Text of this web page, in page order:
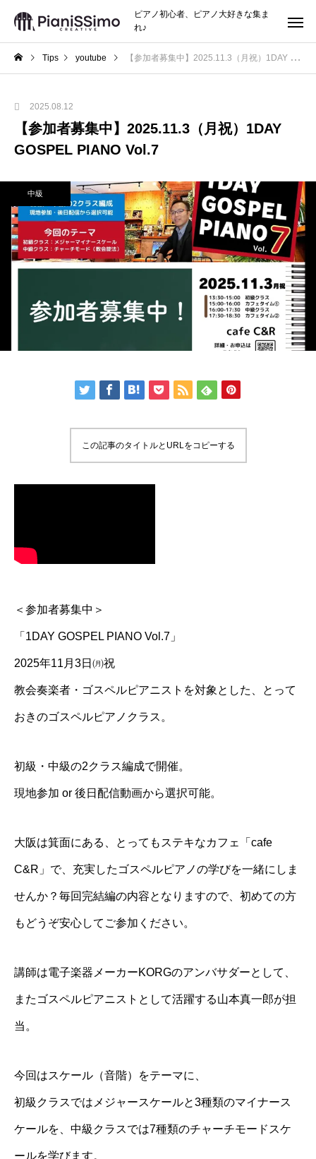
ピアノ初心者、ピアノ大好きな集ま
れ♪
Tips youtube 【参加者募集中】2025.11.3（月祝）1DAY GOSPEL PIANO Vol.7
2025.08.12
【参加者募集中】2025.11.3（月祝）1DAY
GOSPEL PIANO Vol.7
中級
この記事のタイトルとURLをコピーする
＜参加者募集中＞
「1DAY GOSPEL PIANO Vol.7」
2025年11月3日㈪祝
教会奏楽者・ゴスペルピアニストを対象とした、とって
おきのゴスペルピアノクラス。
初級・中級の2クラス編成で開催。
現地参加 or 後日配信動画から選択可能。
大阪は箕面にある、とってもステキなカフェ「cafe
C&R」で、充実したゴスペルピアノの学びを一緒にしま
せんか？毎回完結編の内容となりますので、初めての方
もどうぞ安心してご参加ください。
講師は電子楽器メーカーKORGのアンバサダーとして、
またゴスペルピアニストとして活躍する山本真一郎が担
当。
今回はスケール（音階）をテーマに、
初級クラスではメジャースケールと3種類のマイナース
ケールを、中級クラスでは7種類のチャーチモードスケ
ールを学びます。